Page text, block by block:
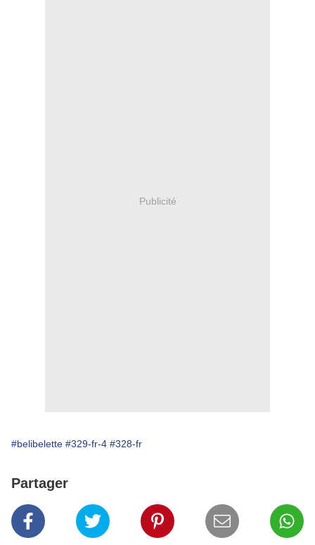
Publicité
#belibelette #329-fr-4 #328-fr
Partager